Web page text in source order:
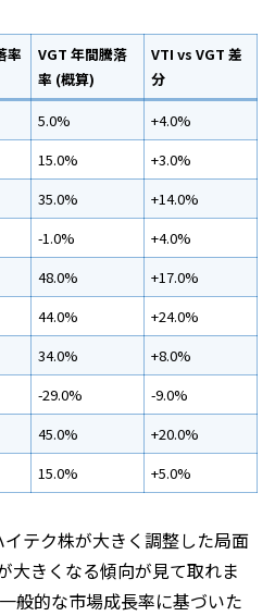
率
VGT 年間騰落
率 (概算)
VTI vs VGT 差
分
5.0%
+4.0%
15.0%
+3.0%
35.0%
+14.0%
-1.0%
+4.0%
48.0%
+17.0%
44.0%
+24.0%
34.0%
+8.0%
-29.0%
-9.0%
45.0%
+20.0%
15.0% +5.0%
テク株が大きく調整した局面
大きくなる傾向が見て取れま
般的な市場成長率に基づいた